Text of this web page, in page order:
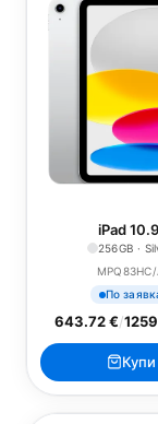
iPad
256GB ·
MPQ83HC/
По
643.72 €/
Купи